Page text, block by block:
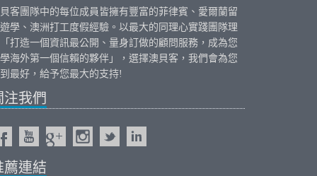
客團隊中的每位成員皆擁有豐富的菲律賓 、 愛爾蘭留
學、 澳洲打工度假經驗。以最大的同理心實踐團隊理
打造一個資訊最公開、量身訂做的顧問服務，成為您
海外第一個信賴的夥伴」，選擇澳貝客，我們會為您
最好，給予您最大的支持!
注我們
薦連結